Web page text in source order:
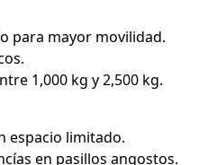
para mayor movilidad.
1,000 kg y 2,500 kg.
espacio limitado.
en pasillos angostos.